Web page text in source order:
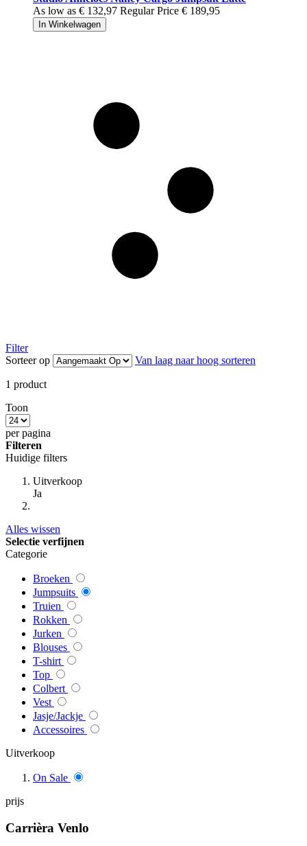
As low as € 132,97 Regular Price € 189,95
In Winkelwagen
Filter
Sorteer op
Van laag naar hoog sorteren
1 product
Toon
per pagina
Filteren
Huidige filters
Uitverkoop
Ja
Alles wissen
Selectie verfijnen
Categorie
Broeken
Jumpsuits
Truien
Rokken
Jurken
Blouses
T-shirt
Top
Colbert
Vest
Jasje/Jackje
Accessoires
Uitverkoop
On Sale
prijs
Carrièra Venlo